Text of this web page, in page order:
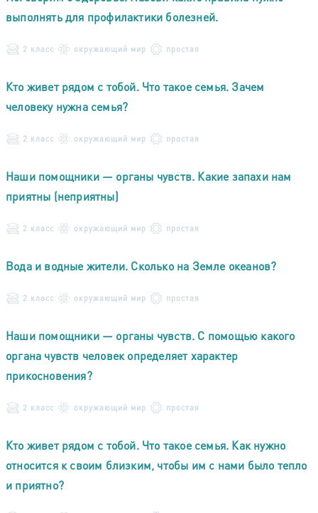
выполнять для профилактики болезней.
2 класс окружающий мир простая
Кто живет рядом с тобой. Что такое семья. Зачем
человеку нужна семья?
2 класс окружающий мир простая
Наши помощники — органы чувств. Какие запахи нам
приятны (неприятны)
2 класс окружающий мир простая
Вода и водные жители. Сколько на Земле океанов?
2 класс окружающий мир простая
Наши помощники — органы чувств. С помощью какого
органа чувств человек определяет характер
прикосновения?
2 класс окружающий мир простая
Кто живет рядом с тобой. Что такое семья. Как нужно
относится к своим близким, чтобы им с нами было тепло
и приятно?